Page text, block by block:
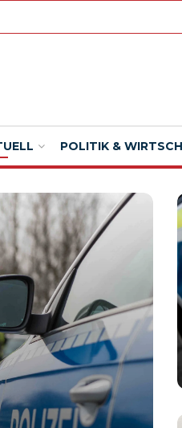
POLITIK &